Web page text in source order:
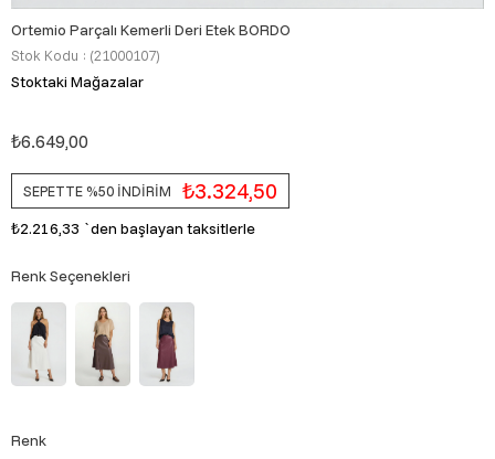
Ortemio Parçalı Kemerli Deri Etek BORDO
Stok Kodu (21000107)
Stoktaki Mağazalar
₺6.649,00
SEPETTE %50 İNDİRİM ₺3.324,50
₺2.216,33 `den başlayan taksitlerle
Renk Seçenekleri
Renk